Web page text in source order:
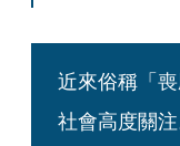
近來俗稱「
社會高度關